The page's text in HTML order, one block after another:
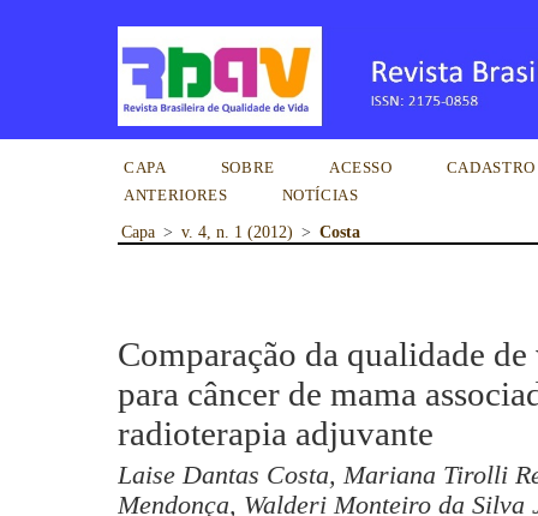
CAPA SOBRE ACESSO
CADASTRO
ANTERIORES
NOTÍCIAS
Capa > v. 4, n. 1 (2012) > Costa
Comparação da qualidade
para câncer de mama
radioterapia adjuvante
Laise Dantas Costa, Mariana Tirolli
Mendonça, Walderi Monteiro da